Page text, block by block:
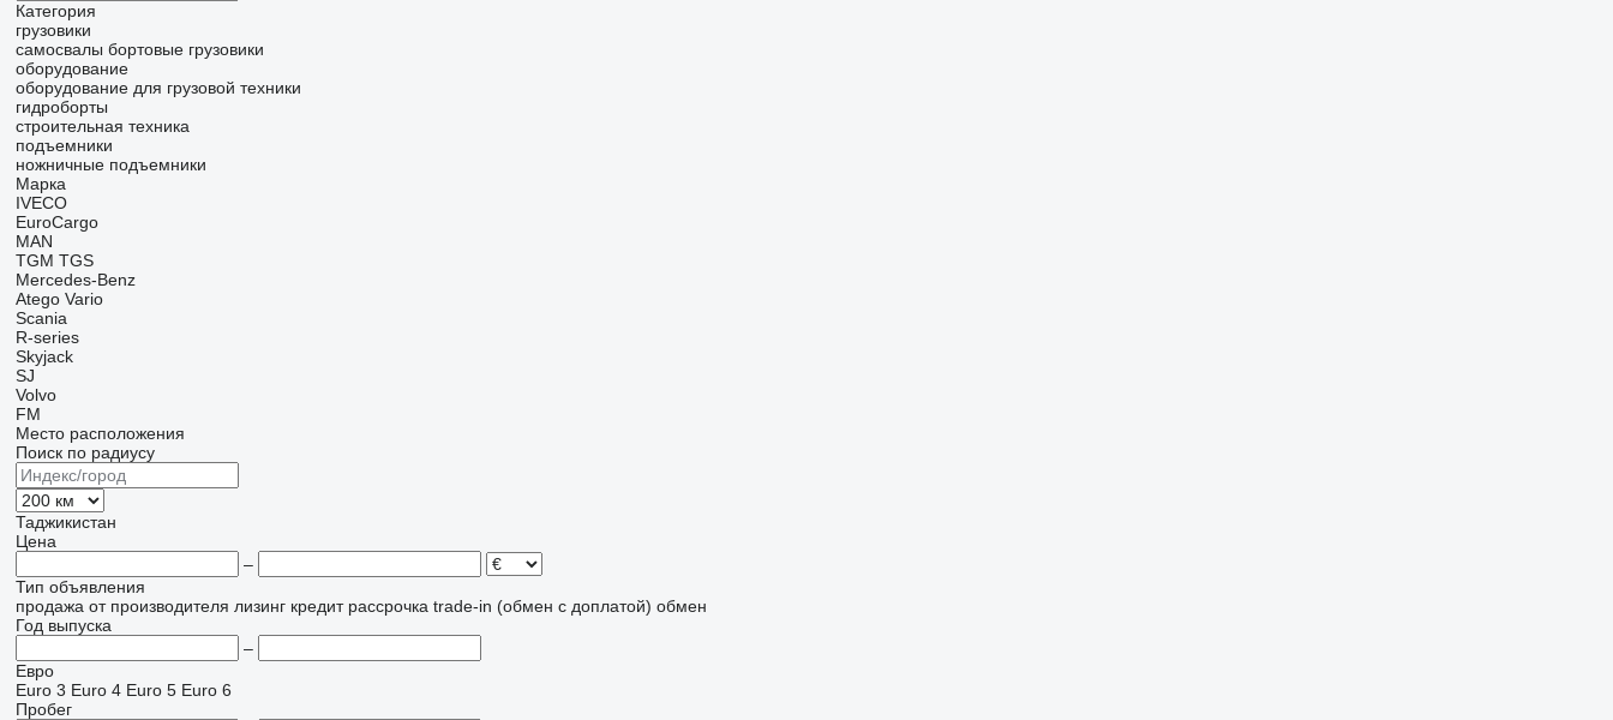
Категория
грузовики
самосвалы бортовые грузовики
оборудование
оборудование для грузовой техники
гидроборты
строительная техника
подъемники
ножничные подъемники
Марка
IVECO
EuroCargo
MAN
TGM TGS
Mercedes-Benz
Atego Vario
Scania
R-series
Skyjack
SJ
Volvo
FM
Место расположения
Поиск по радиусу
Таджикистан
Цена
–
Тип объявления
продажа от производителя лизинг кредит рассрочка trade-in (обмен с доплатой) обмен
Год выпуска
–
Евро
Euro 3 Euro 4 Euro 5 Euro 6
Пробег